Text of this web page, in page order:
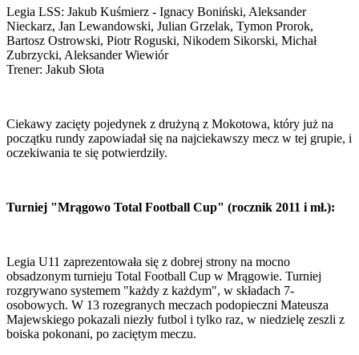
Legia LSS: Jakub Kuśmierz - Ignacy Boniński, Aleksander
Nieckarz, Jan Lewandowski, Julian Grzelak, Tymon Prorok,
Bartosz Ostrowski, Piotr Roguski, Nikodem Sikorski, Michał
Zubrzycki, Aleksander Wiewiór
Trener: Jakub Słota
Ciekawy zacięty pojedynek z drużyną z Mokotowa, który już na
początku rundy zapowiadał się na najciekawszy mecz w tej grupie, i
oczekiwania te się potwierdziły.
Turniej "Mrągowo Total Football Cup" (rocznik 2011 i mł.):
Legia U11 zaprezentowała się z dobrej strony na mocno
obsadzonym turnieju Total Football Cup w Mrągowie. Turniej
rozgrywano systemem "każdy z każdym", w składach 7-
osobowych. W 13 rozegranych meczach podopieczni Mateusza
Majewskiego pokazali niezły futbol i tylko raz, w niedzielę zeszli z
boiska pokonani, po zaciętym meczu.